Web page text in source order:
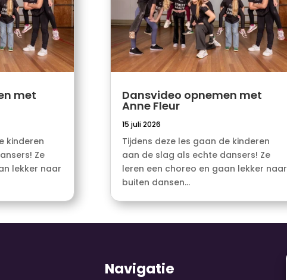
met
kinderen
Ze
lekker naar
Dansvideo opnemen met
Anne Fleur
15 juli 2026
Tijdens deze les gaan de kinderen
aan de slag als echte dansers! Ze
leren een choreo en gaan lekker naar
buiten dansen...
Navigatie